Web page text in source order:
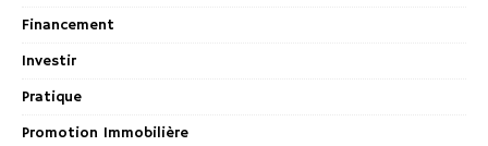
Financement
Investir
Pratique
Promotion Immobilière